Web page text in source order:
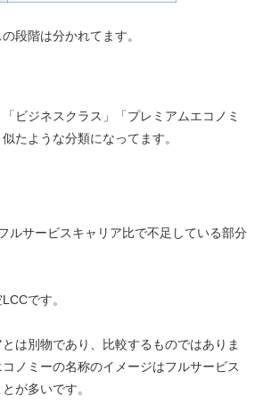
段階は分かれてます。
ビジネスクラス」「プレミアムエコノミ
たような分類になってます。
ルサービスキャリア比で不足している部分
です。
は別物であり、比較するものではありま
ノミーの名称のイメージはフルサービス
が多いです。